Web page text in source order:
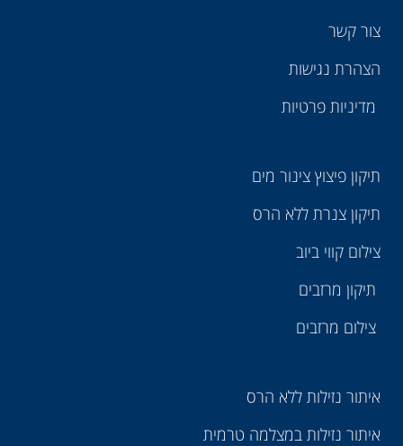
איתור נזילות ללא הרס
איתור נזילות במצלמה טרמית
תיקון פיצוץ צינור מים
תיקון צנרת ללא הרס
צילום קווי ביוב
תיקון מרזבים
צילום מרזבים
צור קשר
הצהרת נגישות
מדיניות פרטיות